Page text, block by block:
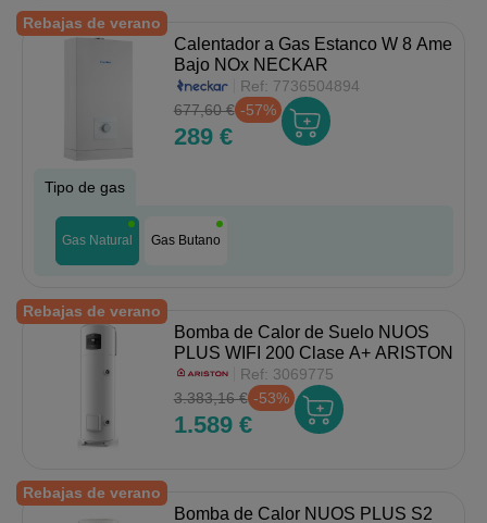
Rebajas de verano
Calentador a Gas Estanco W 8 Ame
Bajo NOx NECKAR
Ref: 7736504894
677,60 € -57%
289 €
Tipo de gas
Gas Natural Gas Butano
Rebajas de verano
Bomba de Calor de Suelo NUOS
PLUS WIFI 200 Clase A+ ARISTON
Ref: 3069775
3.383,16 € -53%
1.589 €
Rebajas de verano
Bomba de Calor NUOS PLUS S2